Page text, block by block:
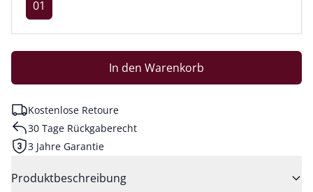
01
In den Warenkorb
Kostenlose Retoure
30 Tage Rückgaberecht
3 Jahre Garantie
Produktbeschreibung